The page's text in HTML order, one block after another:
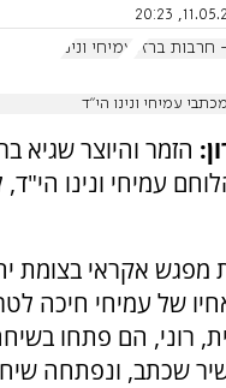
11.05.24,
חרבות ברזל
עמיחי ונינו
עמיחי ונינו הי״ד
הזמר והיוצר שגיא
עמיחי ונינו הי"ד,
מפגש אקראי בצומת
של עמיחי חיכה
רוני, הם פתחו
שכתב, ונפתחה